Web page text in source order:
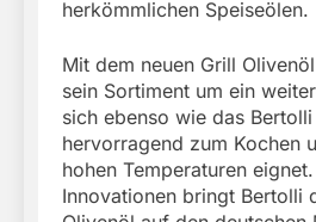
herkömmlichen Speiseölen.
Mit dem neuen Grill
sein Sortiment um ein
sich ebenso wie das
hervorragend zum Kochen
hohen Temperaturen
Innovationen bringt Bertolli